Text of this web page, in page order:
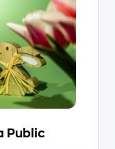
Public